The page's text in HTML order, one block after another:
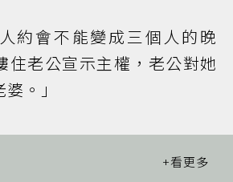
約會不能變成三個人的晚
住老公宣示主權，老公對她
。」